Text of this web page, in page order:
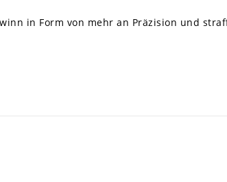
in Form von mehr an Präzision und